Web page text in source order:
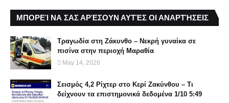
ΜΠΟΡΕΊ ΝΑ ΣΑΣ ΑΡΈΣΟΥΝ ΑΥΤΈΣ ΟΙ ΑΝΑΡΤΉΣΕΙΣ
Τραγωδία στη Ζάκυνθο – Νεκρή γυναίκα σε
πισίνα στην περιοχή Μαραθία
May 14, 2026
Σεισμός 4,2 Ρίχτερ στο Κερί Ζακύνθου – Τι
δείχνουν τα επιστημονικά δεδομένα 1/10 5:49